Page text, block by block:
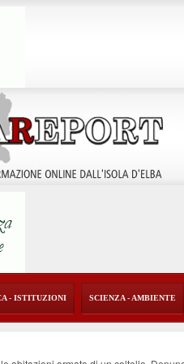
- ISTITUZIONI SCIENZA - AMBIENTE